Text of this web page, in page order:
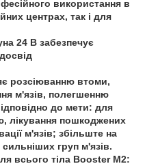
використання в
центрах, так і для
24 В забезпечує
розсіюванню втоми,
м'язів, полегшенню
до мети: для
лікування пошкоджених
м'язів; збільште на
груп м'язів.
всього тіла Booster M2: